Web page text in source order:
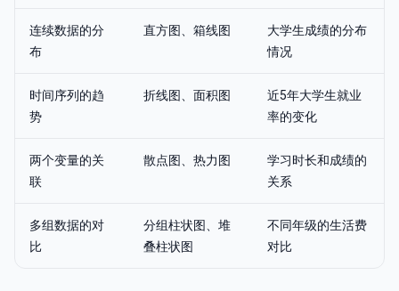
连续数据的分
布
直方图、箱线图
大学生成绩的分布
情况
时间序列的趋
势
折线图、面积图
近5年大学生就业
率的变化
两个变量的关
联
散点图、热力图
学习时长和成绩的
关系
多组数据的对
比
分组柱状图、堆
叠柱状图
不同年级的生活费
对比